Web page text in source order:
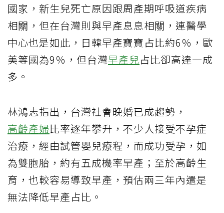
國家，新生兒死亡原因跟周產期呼吸道疾病
相關，但在台灣則與早產息息相關，連醫學
中心也是如此，日韓早產寶寶占比約6％，歐
美等國為9％，但台灣早產兒占比卻高達一成
多。
林鴻志指出，台灣社會晚婚已成趨勢，
高齡產婦比率逐年攀升，不少人接受不孕症
治療，經由試管嬰兒療程，而成功受孕，如
為雙胞胎，約有五成機率早產；至於高齡生
育，也較容易導致早產，預估兩三年內還是
無法降低早產占比。